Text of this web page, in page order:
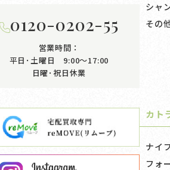
シャ
その
カト
ナイフ
フォ
0120-0202-55
営業時間：
平日･土曜日 9:00〜17:00
日曜･祝日休業